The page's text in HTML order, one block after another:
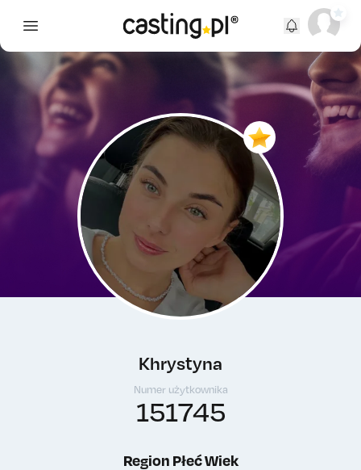
Open main menu
Khrystyna
Numer użytkownika
151745
Region PłećWiek